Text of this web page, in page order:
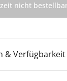
nicht
&